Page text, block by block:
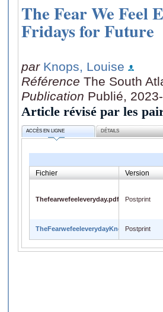
The Fear We Feel
Fridays for Future
par Knops, Louise
Référence The South
Publication Publié,
Article révisé par les
ACCÈS EN LIGNE DÉTAILS
Fichier Version
Thefearwefeeleveryday.pdf
Postprint
TheFearwefeeleverydayKnops.pdf
Postprint